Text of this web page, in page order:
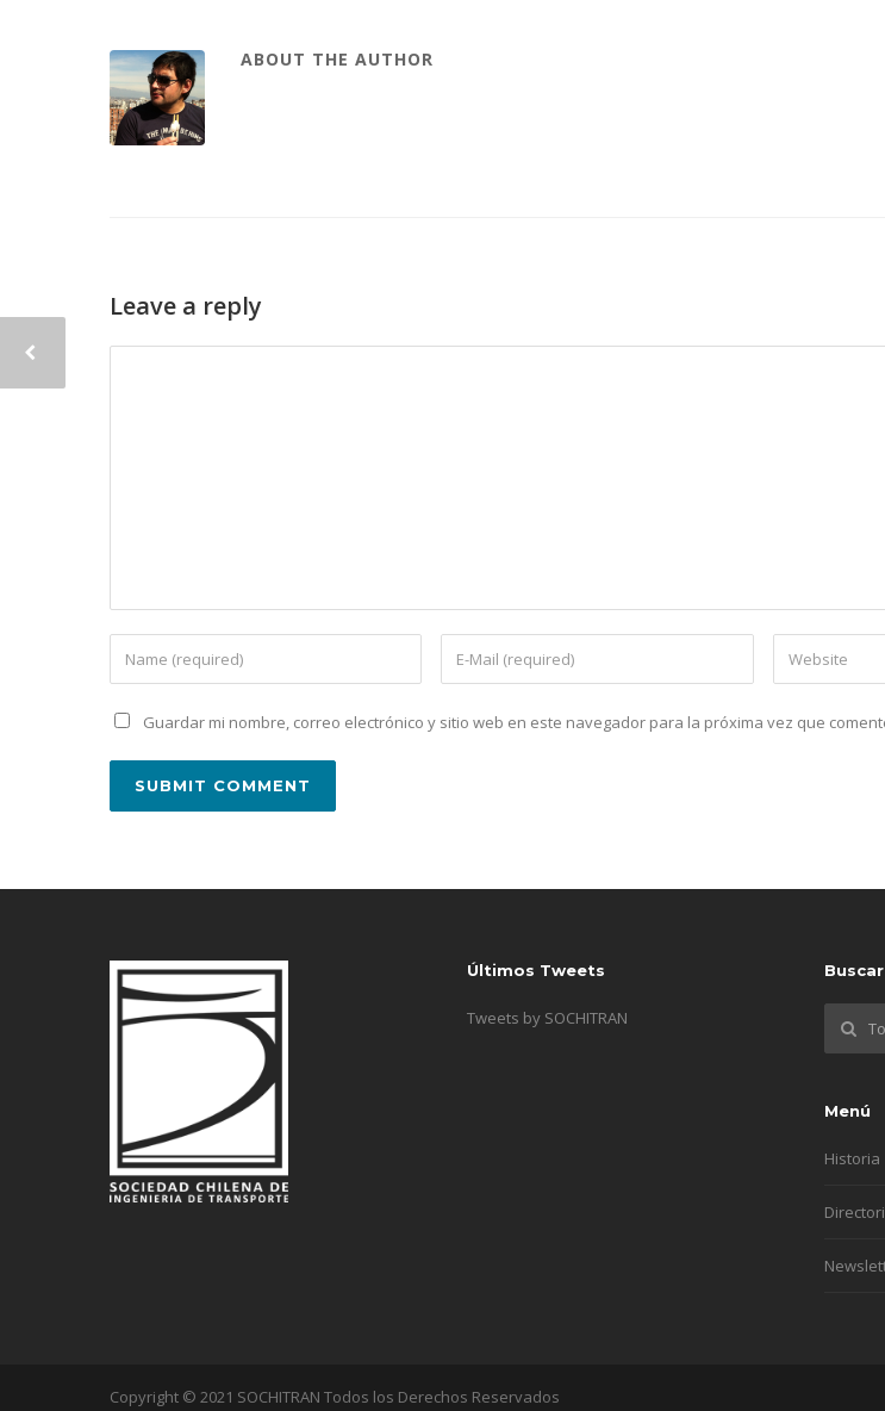
ABOUT THE AUTHOR
Leave a reply
Guardar mi nombre, correo electrónico y sitio web en este navegador para la próxima vez que
Últimos Tweets
Tweets by SOCHITRAN
Buscar
Menú
Historia
Copyright © 2021 SOCHITRAN Todos los Derechos Reservados